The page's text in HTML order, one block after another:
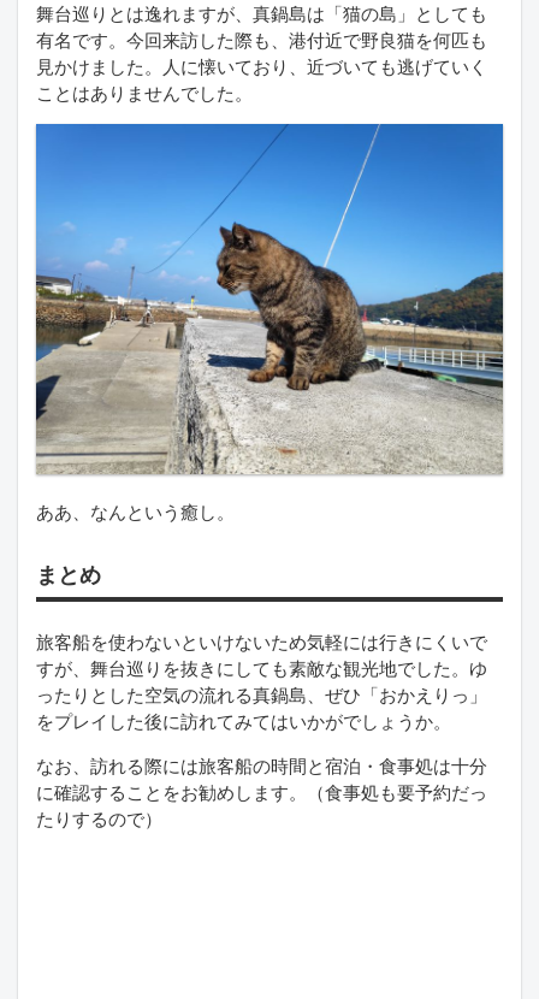
舞台巡りとは逸れますが、真鍋島は「猫の島」としても
有名です。今回来訪した際も、港付近で野良猫を何匹も
見かけました。人に懐いており、近づいても逃げていく
ことはありませんでした。
ああ、なんという癒し。
まとめ
旅客船を使わないといけないため気軽には行きにくいで
すが、舞台巡りを抜きにしても素敵な観光地でした。ゆ
ったりとした空気の流れる真鍋島、ぜひ「おかえりっ」
をプレイした後に訪れてみてはいかがでしょうか。
なお、訪れる際には旅客船の時間と宿泊・食事処は十分
に確認することをお勧めします。（食事処も要予約だっ
たりするので）